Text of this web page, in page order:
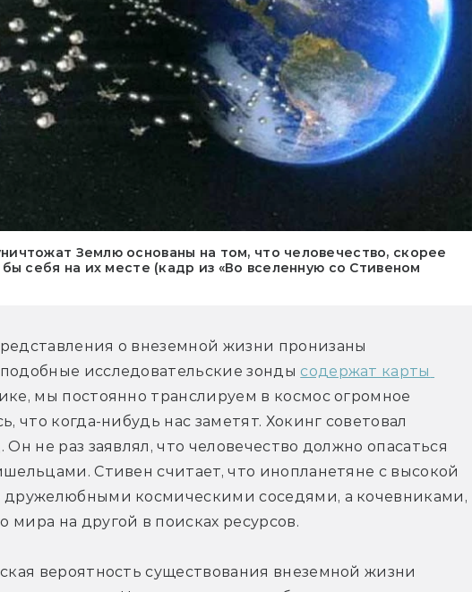
Землю основаны на том, что человечество, скорее
себя на их месте (кадр из «Во вселенную со Стивеном
о внеземной жизни пронизаны
исследовательские зонды содержат карты
мы постоянно транслируем в космос огромное
что когда-нибудь нас заметят. Хокинг советовал
Он не раз заявлял, что человечество должно опасаться
Стивен считает, что инопланетяне с высокой
дружелюбными космическими соседями, а кочевниками,
на другой в поисках ресурсов.
вероятность существования внеземной жизни